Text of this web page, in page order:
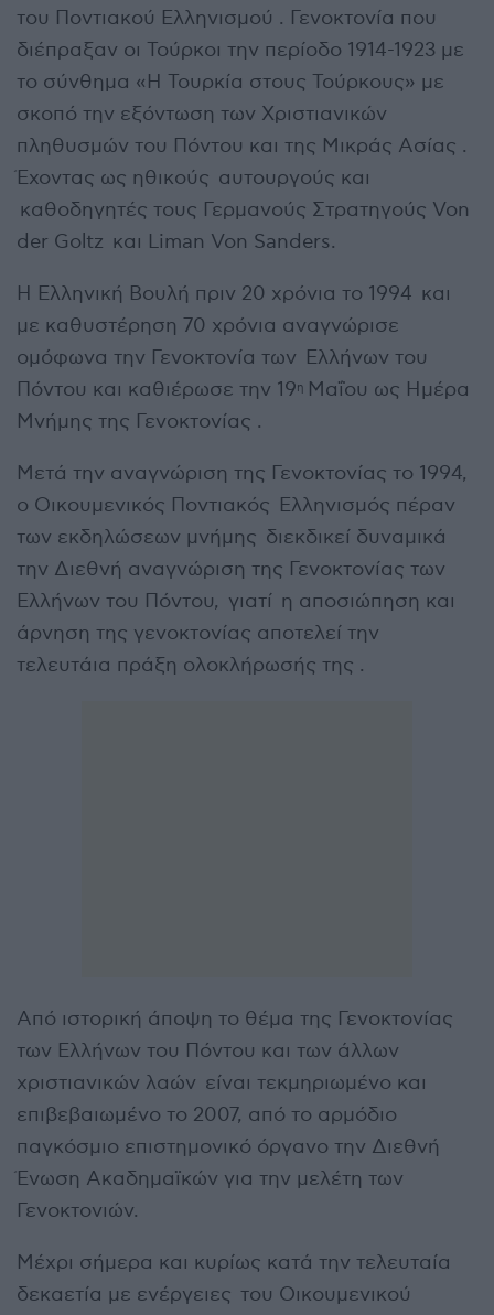
του Ποντιακού Ελληνισμού . Γενοκτονία που
διέπραξαν οι Τούρκοι την περίοδο 1914-1923 με
το σύνθημα «Η Τουρκία στους Τούρκους» με
σκοπό την εξόντωση των Χριστιανικών
πληθυσμών του Πόντου και της Μικράς Ασίας .
Έχοντας ως ηθικούς αυτουργούς και
καθοδηγητές τους Γερμανούς Στρατηγούς Von
der Goltz και Liman Von Sanders.
Η Ελληνική Βουλή πριν 20 χρόνια το 1994 και
με καθυστέρηση 70 χρόνια αναγνώρισε
ομόφωνα την Γενοκτονία των Ελλήνων του
Πόντου και καθιέρωσε την 19η Μαΐου ως Ημέρα
Μνήμης της Γενοκτονίας .
Μετά την αναγνώριση της Γενοκτονίας το 1994,
ο Οικουμενικός Ποντιακός Ελληνισμός πέραν
των εκδηλώσεων μνήμης διεκδικεί δυναμικά
την Διεθνή αναγνώριση της Γενοκτονίας των
Ελλήνων του Πόντου, γιατί η αποσιώπηση και
άρνηση της γενοκτονίας αποτελεί την
τελευτάια πράξη ολοκλήρωσής της .
Από ιστορική άποψη το θέμα της Γενοκτονίας
των Ελλήνων του Πόντου και των άλλων
χριστιανικών λαών είναι τεκμηριωμένο και
επιβεβαιωμένο το 2007, από το αρμόδιο
παγκόσμιο επιστημονικό όργανο την Διεθνή
Ένωση Ακαδημαϊκών για την μελέτη των
Γενοκτονιών.
Μέχρι σήμερα και κυρίως κατά την τελευταία
δεκαετία με ενέργειες του Οικουμενικού